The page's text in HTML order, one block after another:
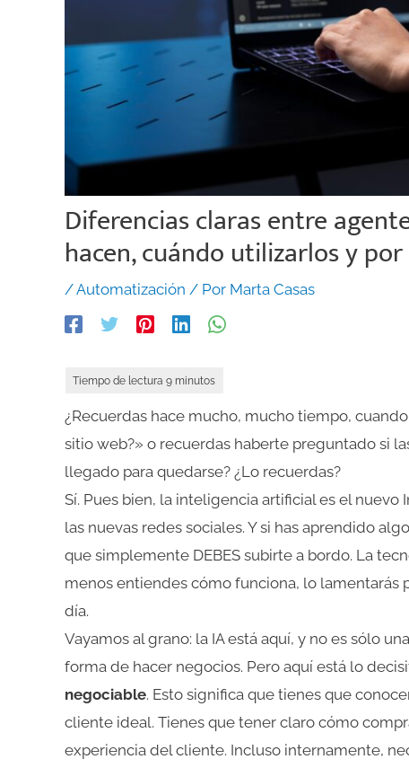
Diferencias claras entre
hacen, cuándo utilizarlos y
/Automatización / Por Marta Casas
¿Recuerdas hace mucho, mucho tiempo,
sitio web?» o recuerdas haberte preguntado si
llegado para quedarse? ¿Lo recuerdas?
Sí. Pues bien, la inteligencia artificial es el
las nuevas redes sociales. Y si has aprendido
que simplemente DEBES subirte a bordo. La
menos entiendes cómo funciona, lo lamentarás
día.
Vayamos al grano: la IA está aquí, y no es sólo
forma de hacer negocios. Pero aquí está lo
negociable. Esto significa que tienes que
cliente ideal. Tienes que tener claro cómo
experiencia del cliente. Incluso internamente,